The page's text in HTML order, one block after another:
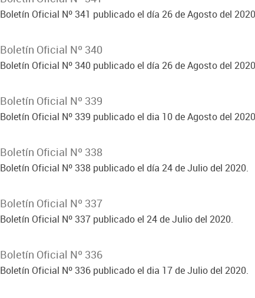
Boletín Oficial Nº 341 publicado el día 26 de Agosto del
Boletín Oficial Nº 340
Boletín Oficial Nº 340 publicado el día 26 de Agosto del
Boletín Oficial Nº 339
Boletín Oficial Nº 339 publicado el dia 10 de Agosto del
Boletín Oficial Nº 338
Boletín Oficial Nº 338 publicado el día 24 de Julio del 2020.
Boletín Oficial Nº 337
Boletín Oficial Nº 337 publicado el 24 de Julio del 2020.
Boletín Oficial Nº 336
Boletín Oficial Nº 336 publicado el dia 17 de Julio del 2020.